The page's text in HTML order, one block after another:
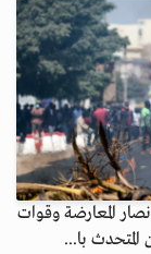
المعارضة وقوات
با...